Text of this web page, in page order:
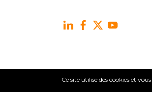
Ce site utilise des cookies et